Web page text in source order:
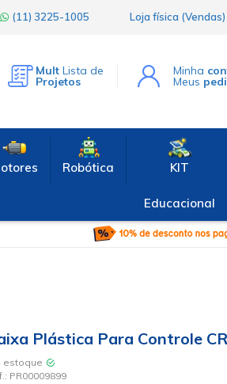
(11) 3225-1005 Loja física (Vendas)
Mult Lista de
Projetos
Minha
Meus
Robótica KIT
Educacional
Plástica Para Controle
estoque
PR00009899